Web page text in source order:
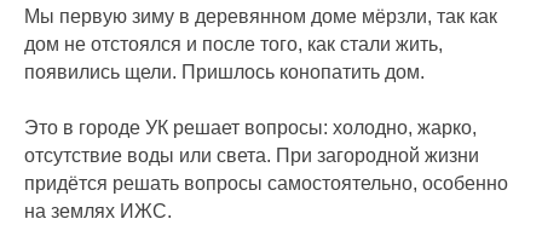
Мы первую зиму в деревянном доме мёрзли, так как
дом не отстоялся и после того, как стали жить,
появились щели. Пришлось конопатить дом.
Это в городе УК решает вопросы: холодно, жарко,
отсутствие воды или света. При загородной жизни
придётся решать вопросы самостоятельно, особенно
на землях ИЖС.